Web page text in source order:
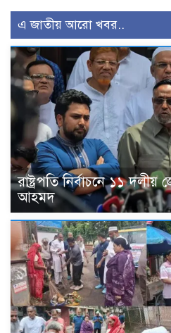
এ জাতীয় আরো খবর..
রাষ্ট্রপতি নির্বাচনে ১১ দলীয়
আহমদ